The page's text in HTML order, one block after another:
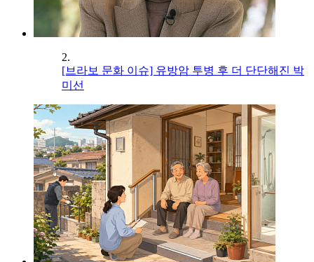
2.
[브라보 문화 이슈] 유방암 투병 후 더 단단해진 박
미선